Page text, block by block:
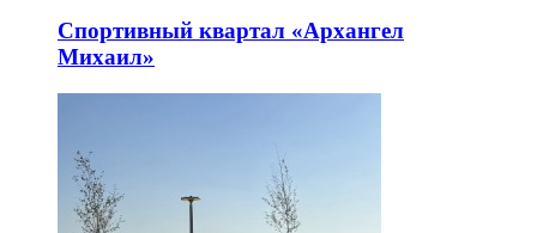
Спортивный квартал «Архангел
Михаил»